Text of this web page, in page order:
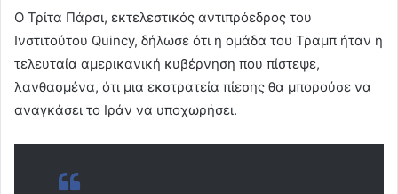
Ο Τρίτα Πάρσι, εκτελεστικός αντιπρόεδρος του
Ινστιτούτου Quincy, δήλωσε ότι η ομάδα του Τραμπ ήταν η
τελευταία αμερικανική κυβέρνηση που πίστεψε,
λανθασμένα, ότι μια εκστρατεία πίεσης θα μπορούσε να
αναγκάσει το Ιράν να υποχωρήσει.